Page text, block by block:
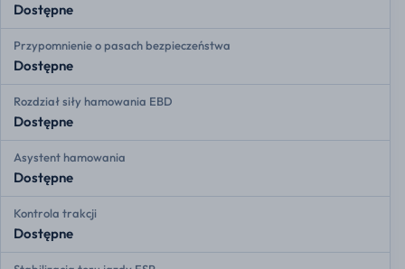
Dostępne
Przypomnienie o pasach bezpieczeństwa
Dostępne
Rozdział siły hamowania EBD
Dostępne
Asystent hamowania
Dostępne
Kontrola trakcji
Dostępne